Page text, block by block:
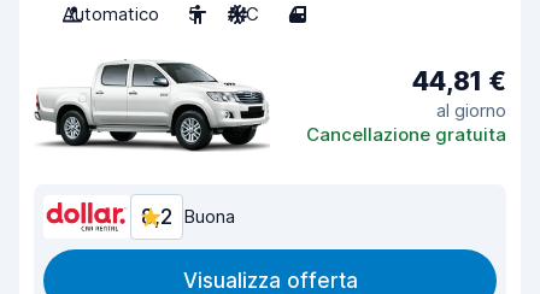
Automatico
5 A/C 4
44,81 €
al giorno
Cancellazione gratuita
8,2 Buona
Visualizza offerta